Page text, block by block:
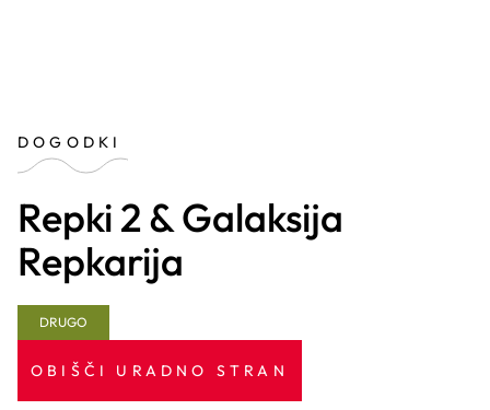
DOGODKI
Repki 2 & Galaksija
Repkarija
DRUGO
OBIŠČI URADNO STRAN